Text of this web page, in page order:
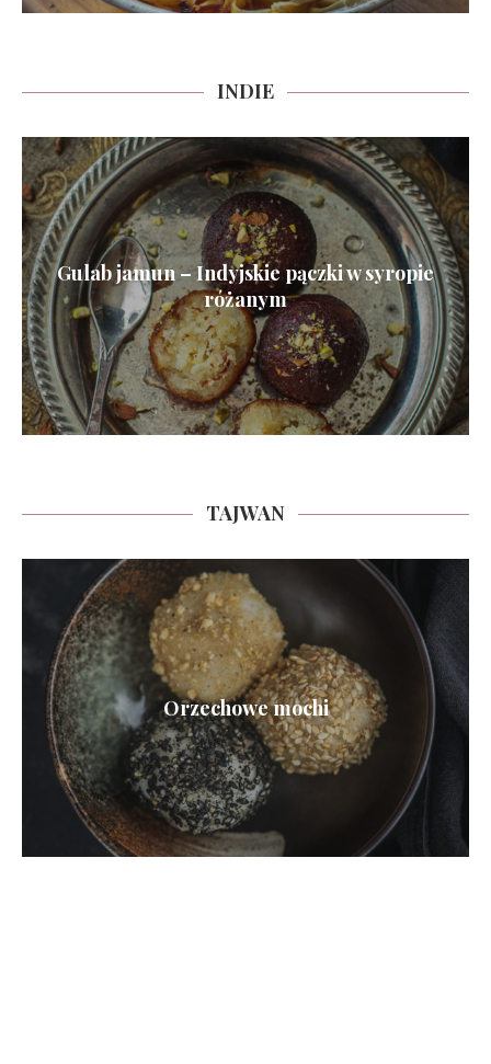
INDIE
Gulab jamun – Indyjskie pączki w syropie
różanym
TAJWAN
Orzechowe mochi